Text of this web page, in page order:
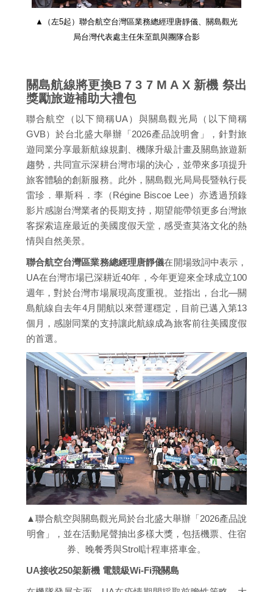
▲（左5起）聯合航空台灣區業務總經理唐靜儀、關島觀光
局台灣代表處主任朱至凱與團隊合影
關島航線將更換B 7 3 7 M A X 新機 祭出
獎勵旅遊補助大禮包
聯合航空（以下簡稱UA）與關島觀光局（以下簡稱
GVB）於台北盛大舉辦「2026產品說明會」，針對旅
遊同業分享最新航線規劃、機隊升級計畫及關島旅遊新
趨勢，共同宣示深耕台灣市場的決心，並帶來多項提升
旅客體驗的創新服務。此外，關島觀光局局長暨執行長
雷珍．畢斯科．李（Régine Biscoe Lee）亦透過預錄
影片感謝台灣業者的長期支持，期望能帶領更多台灣旅
客探索這座最近的美國度假天堂，感受查莫洛文化的熱
情與自然美景。
聯合航空台灣區業務總經理唐靜儀在開場致詞中表示，
UA在台灣市場已深耕近40年，今年更迎來全球成立100
週年，對於台灣市場展現高度重視。並指出，台北—關
島航線自去年4月開航以來營運穩定，目前已邁入第13
個月，感謝同業的支持讓此航線成為旅客前往美國度假
的首選。
▲聯合航空與關島觀光局於台北盛大舉辦「2026產品說
明會」，並在活動尾聲抽出多樣大獎，包括機票、住宿
券、晚餐秀與Stroll計程車搭車金。
UA接收250架新機 電競級Wi-Fi飛關島